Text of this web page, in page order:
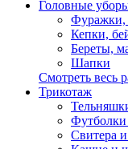
Головные
Фуражки,
Кепки,
Береты,
Шапки
Смотреть весь
Трикотаж
Свитера